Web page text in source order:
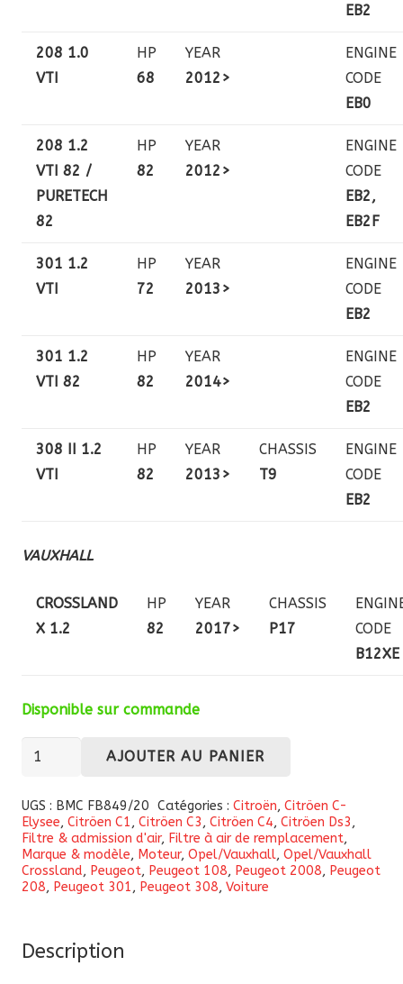
EB2
208 1.0
VTI
HP
68
YEAR
2012>
ENGINE
CODE
EB0
208 1.2
VTI 82 /
PURETECH
82
HP
82
YEAR
2012>
ENGINE
CODE
EB2,
EB2F
301 1.2
VTI
HP
72
YEAR
2013>
ENGINE
CODE
EB2
301 1.2
VTI 82
HP
82
YEAR
2014>
ENGINE
CODE
EB2
308 II 1.2
VTI
HP
82
YEAR
2013>
CHASSIS
T9
ENGINE
CODE
EB2
VAUXHALL
CROSSLAND
X 1.2
HP
82
YEAR
2017>
CHASSIS
P17
CODE
B12XE
Disponible sur commande
quantité
Filtre
à
air
haute
performance
FB849/20
AJOUTER AU PANIER
UGS : BMC FB849/20 Catégories : Citroën, Citröen C-
Elysee, Citröen C1, Citröen C3, Citröen C4, Citröen Ds3,
Filtre & admission d'air, Filtre à air de remplacement,
Marque & modèle, Moteur, Opel/Vauxhall, Opel/Vauxhall
Crossland, Peugeot, Peugeot 108, Peugeot 2008, Peugeot
208, Peugeot 301, Peugeot 308, Voiture
Description